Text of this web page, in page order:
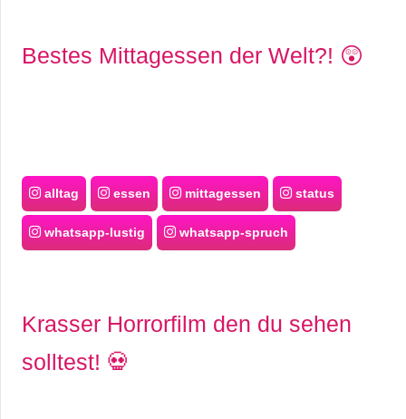
Bestes Mittagessen der Welt?! 😲
alltag essen mittagessen status
whatsapp-lustig whatsapp-spruch
Krasser Horrorfilm den du sehen
solltest! 💀